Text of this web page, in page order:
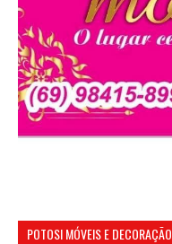
POTOSI MÓVEIS E DECORAÇÃO